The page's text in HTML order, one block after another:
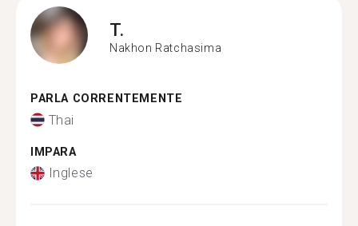
T.
Nakhon Ratchasima
PARLA CORRENTEMENTE
Thai
IMPARA
Inglese